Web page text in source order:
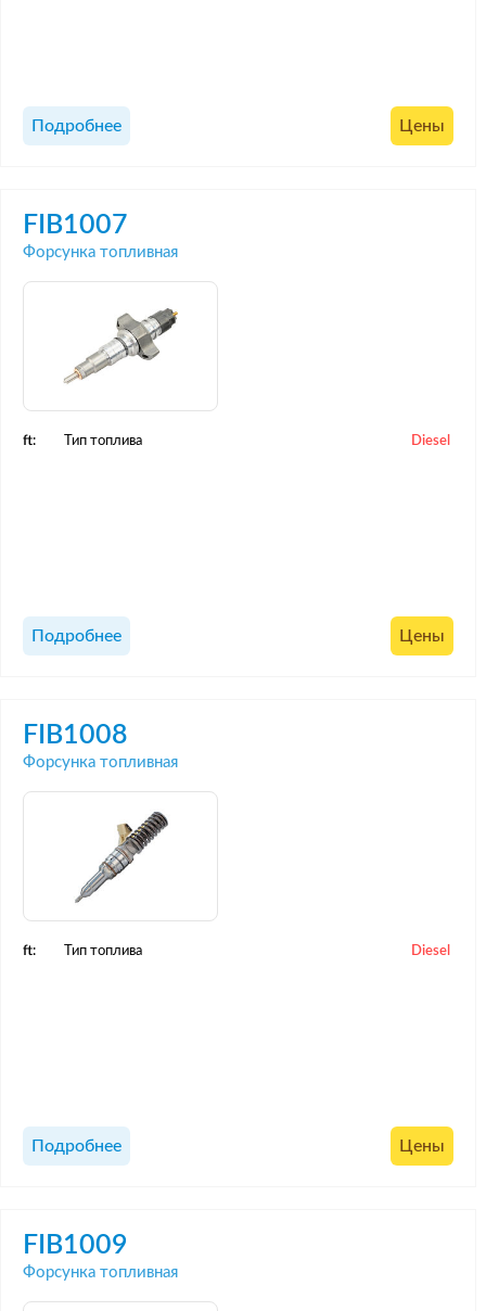
Подробнее Цены
FIB1007
Форсунка топливная
ft: Тип топлива Diesel
Подробнее Цены
FIB1008
Форсунка топливная
ft: Тип топлива Diesel
Подробнее Цены
FIB1009
Форсунка топливная